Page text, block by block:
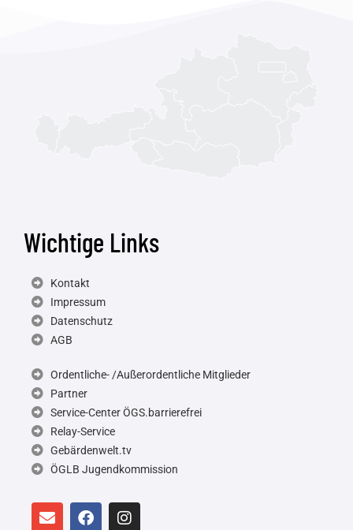
Wichtige Links
Kontakt
Impressum
Datenschutz
AGB
Ordentliche- /Außerordentliche Mitglieder
Partner
Service-Center ÖGS.barrierefrei
Relay-Service
Gebärdenwelt.tv
ÖGLB Jugendkommission